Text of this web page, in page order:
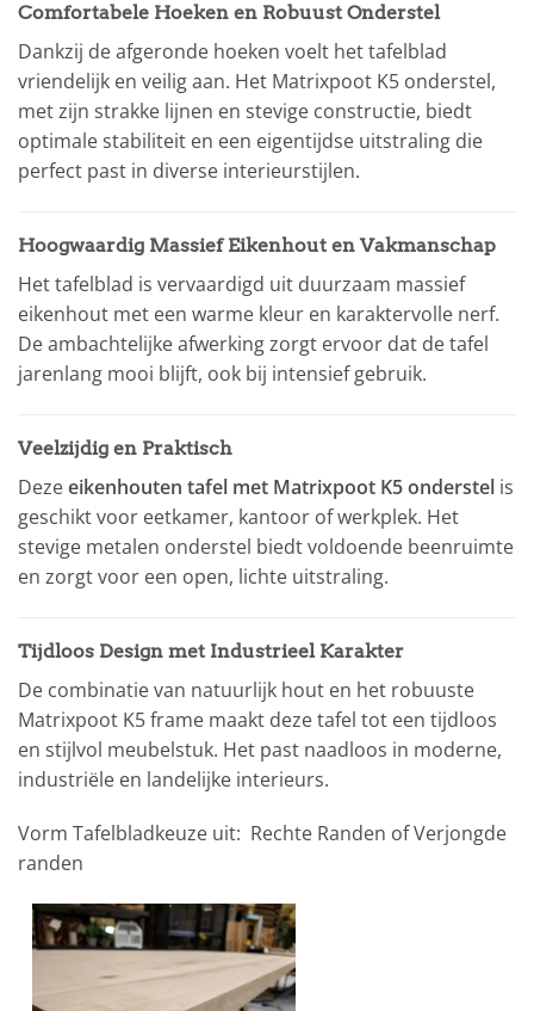
Comfortabele Hoeken en Robuust Onderstel
Dankzij de afgeronde hoeken voelt het tafelblad
vriendelijk en veilig aan. Het Matrixpoot K5 onderstel,
met zijn strakke lijnen en stevige constructie, biedt
optimale stabiliteit en een eigentijdse uitstraling die
perfect past in diverse interieurstijlen.
Hoogwaardig Massief Eikenhout en Vakmanschap
Het tafelblad is vervaardigd uit duurzaam massief
eikenhout met een warme kleur en karaktervolle nerf.
De ambachtelijke afwerking zorgt ervoor dat de tafel
jarenlang mooi blijft, ook bij intensief gebruik.
Veelzijdig en Praktisch
Dezeeikenhouten tafel met Matrixpoot K5 onderstel is
geschikt voor eetkamer, kantoor of werkplek. Het
stevige metalen onderstel biedt voldoende beenruimte
en zorgt voor een open, lichte uitstraling.
Tijdloos Design met Industrieel Karakter
De combinatie van natuurlijk hout en het robuuste
Matrixpoot K5 frame maakt deze tafel tot een tijdloos
en stijlvol meubelstuk. Het past naadloos in moderne,
industriële en landelijke interieurs.
Vorm Tafelbladkeuze uit: Rechte Randen of Verjongde
randen